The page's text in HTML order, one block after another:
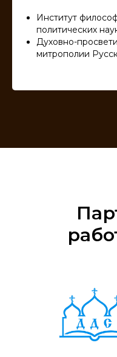
Институт
политических
Духовно-
митрополии